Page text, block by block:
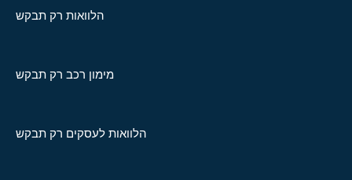
הלוואות רק תבקש
מימון רכב רק תבקש
הלוואות לעסקים רק תבקש